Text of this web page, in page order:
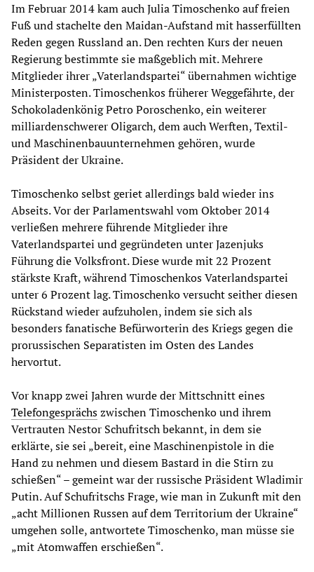
Im Februar 2014 kam auch Julia Timoschenko auf freien
Fuß und stachelte den Maidan-Aufstand mit hasserfüllten
Reden gegen Russland an. Den rechten Kurs der neuen
Regierung bestimmte sie maßgeblich mit. Mehrere
Mitglieder ihrer „Vaterlandspartei“ übernahmen wichtige
Ministerposten. Timoschenkos früherer Weggefährte, der
Schokoladenkönig Petro Poroschenko, ein weiterer
milliardenschwerer Oligarch, dem auch Werften, Textil-
und Maschinenbauunternehmen gehören, wurde
Präsident der Ukraine.
Timoschenko selbst geriet allerdings bald wieder ins
Abseits. Vor der Parlamentswahl vom Oktober 2014
verließen mehrere führende Mitglieder ihre
Vaterlandspartei und gegründeten unter Jazenjuks
Führung die Volksfront. Diese wurde mit 22 Prozent
stärkste Kraft, während Timoschenkos Vaterlandspartei
unter 6 Prozent lag. Timoschenko versucht seither diesen
Rückstand wieder aufzuholen, indem sie sich als
besonders fanatische Befürworterin des Kriegs gegen die
prorussischen Separatisten im Osten des Landes
hervortut.
Vor knapp zwei Jahren wurde der Mittschnitt eines
Telefongesprächszwischen Timoschenko und ihrem
Vertrauten Nestor Schufritsch bekannt, in dem sie
erklärte, sie sei „bereit, eine Maschinenpistole in die
Hand zu nehmen und diesem Bastard in die Stirn zu
schießen“ – gemeint war der russische Präsident Wladimir
Putin. Auf Schufritschs Frage, wie man in Zukunft mit den
„acht Millionen Russen auf dem Territorium der Ukraine“
umgehen solle, antwortete Timoschenko, man müsse sie
„mit Atomwaffen erschießen“.